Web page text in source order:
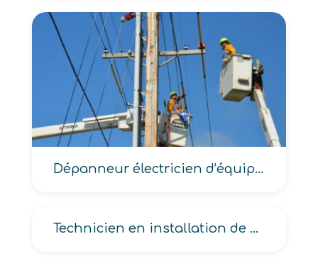
Dépanneur électricien d’équipements industriels
Technicien en installation de matériel optoélectronique